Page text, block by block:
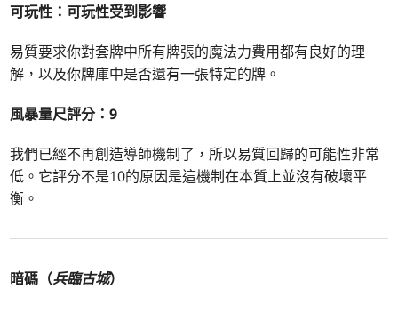
可玩性：可玩性受到影響
易質要求你對套牌中所有牌張的魔法力費用都有良好的理
解，以及你牌庫中是否還有一張特定的牌。
風暴量尺評分：9
我們已經不再創造導師機制了，所以易質回歸的可能性非常
低。它評分不是10的原因是這機制在本質上並沒有破壞平
衡。
暗碼（兵臨古城）